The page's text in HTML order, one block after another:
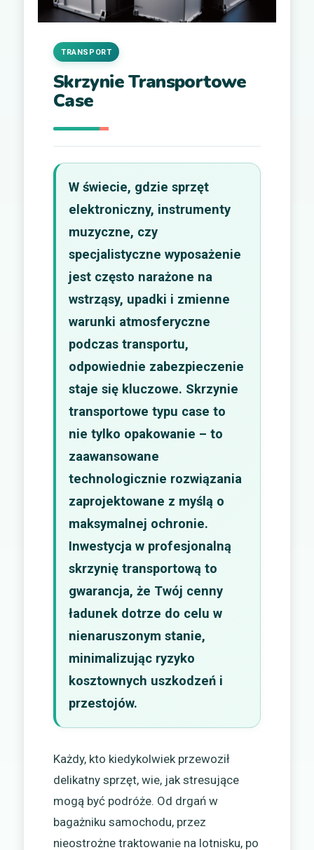
Skrzynie Transportowe
Case
TRANSPORT
W świecie, gdzie sprzęt
elektroniczny, instrumenty
muzyczne, czy
specjalistyczne wyposażenie
jest często narażone na
wstrząsy, upadki i zmienne
warunki atmosferyczne
podczas transportu,
odpowiednie zabezpieczenie
staje się kluczowe. Skrzynie
transportowe typu case to
nie tylko opakowanie – to
zaawansowane
technologicznie rozwiązania
zaprojektowane z myślą o
maksymalnej ochronie.
Inwestycja w profesjonalną
skrzynię transportową to
gwarancja, że Twój cenny
ładunek dotrze do celu w
nienaruszonym stanie,
minimalizując ryzyko
kosztownych uszkodzeń i
przestojów.
Każdy, kto kiedykolwiek przewoził
delikatny sprzęt, wie, jak stresujące
mogą być podróże. Od drgań w
bagażniku samochodu, przez
nieostrożne traktowanie na lotnisku, po